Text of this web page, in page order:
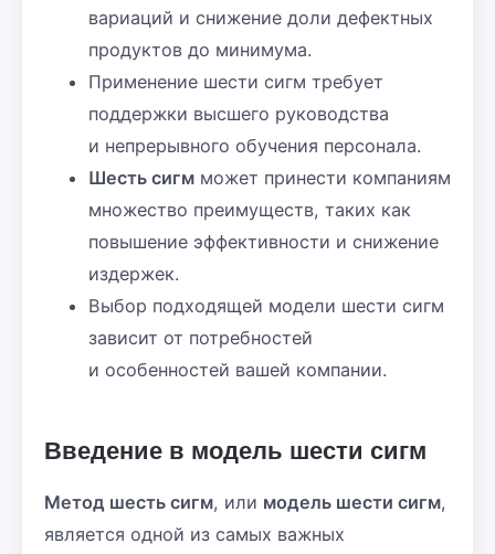
вариаций и снижение доли дефектных
продуктов до минимума.
Применение шести сигм требует
поддержки высшего руководства
и непрерывного обучения персонала.
Шесть сигм может принести компаниям
множество преимуществ, таких как
повышение эффективности и снижение
издержек.
Выбор подходящей модели шести сигм
зависит от потребностей
и особенностей вашей компании.
Введение в модель шести сигм
Метод шесть сигм, или модель шести сигм,
является одной из самых важных